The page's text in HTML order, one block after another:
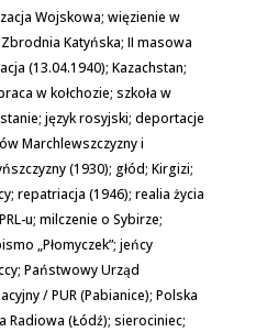
Wojskowa; więzienie w
Katyńska; II masowa
(13.04.1940); Kazachstan;
w kołchozie; szkoła w
język rosyjski; deportacje
Marchlewszczyzny i
(1930); głód; Kirgizi;
repatriacja (1946); realia życia
u; milczenie o Sybirze;
„Płomyczek”; jeńcy
Państwowy Urząd
/ PUR (Pabianice); Polska
Radiowa (Łódź); sierociniec;